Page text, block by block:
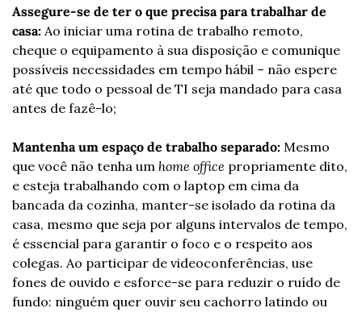
Assegure-se de ter o que precisa para trabalhar de
casa: Ao iniciar uma rotina de trabalho remoto,
cheque o equipamento à sua disposição e comunique
possíveis necessidades em tempo hábil – não espere
até que todo o pessoal de TI seja mandado para casa
antes de fazê-lo;
Mantenha um espaço de trabalho separado: Mesmo
que você não tenha um home office propriamente dito,
e esteja trabalhando com o laptop em cima da
bancada da cozinha, manter-se isolado da rotina da
casa, mesmo que seja por alguns intervalos de tempo,
é essencial para garantir o foco e o respeito aos
colegas. Ao participar de videoconferências, use
fones de ouvido e esforce-se para reduzir o ruído de
fundo: ninguém quer ouvir seu cachorro latindo ou